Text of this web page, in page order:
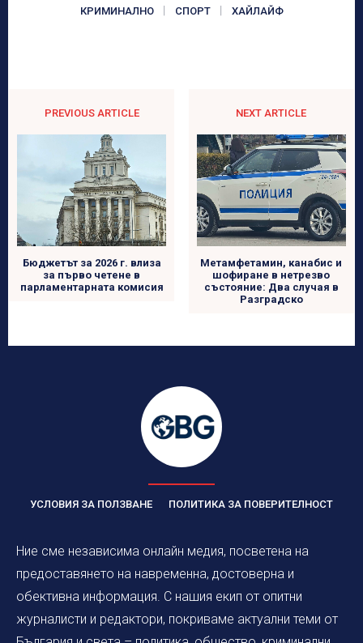
КРИМИНАЛНО СПОРТ ХАЙЛАЙФ
PREVIOUS ARTICLE
Бюджетът за 2026 г. влиза
за първо четене в
парламентарната комисия
NEXT ARTICLE
Метамфетамин, канабис и
шофиране в нетрезво
състояние: Два случая в
Разградско
УСЛОВИЯ ЗА ПОЛЗВАНЕ ПОЛИТИКА ЗА ПОВЕРИТЕЛНОСТ
Ние сме независима онлайн медия, посветена на
предоставянето на навременна, достоверна и
обективна информация. С нашия екип от опитни
журналисти и редактори, покриваме актуални теми от